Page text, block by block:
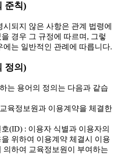
준칙)
시되지 않은 사항은 관계 법령에
경우 그 규정에 따르며, 그렇
에는 일반적인 관례에 따릅니다.
정의)
는 용어의 정의는 다음과 같습
육정보원과 이용계약을 체결한
(ID) : 이용자 식별과 이용자의
위하여 이용계약 체결시 이용
의하여 교육정보원이 부여하는